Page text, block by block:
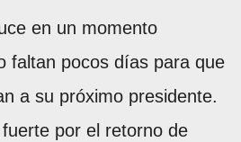
en un momento
faltan pocos días para que
a su próximo presidente.
por el retorno de